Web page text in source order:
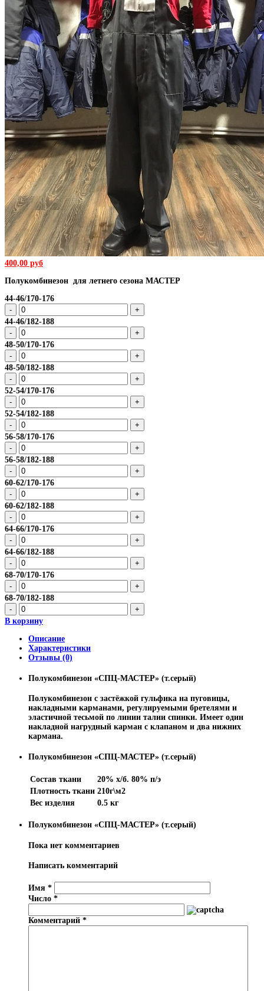
400,00 руб
Полукомбинезон для летнего сезона МАСТЕР
44-46/170-176
44-46/182-188
48-50/170-176
48-50/182-188
52-54/170-176
52-54/182-188
56-58/170-176
56-58/182-188
60-62/170-176
60-62/182-188
64-66/170-176
64-66/182-188
68-70/170-176
68-70/182-188
В корзину
Описание
Характеристики
Отзывы (0)
Полукомбинезон «СПЦ-МАСТЕР» (т.серый)
Полукомбинезон с застёжкой гульфика на пуговицы,
накладными карманами, регулируемыми бретелями и
эластичной тесьмой по линии талии спинки. Имеет один
накладной нагрудный карман с клапаном и два нижних
кармана.
Полукомбинезон «СПЦ-МАСТЕР» (т.серый)
Состав ткани
20% х/б. 80% п/э
Плотность ткани 210г\м2
Вес изделия
0.5 кг
Полукомбинезон «СПЦ-МАСТЕР» (т.серый)
Пока нет комментариев
Написать комментарий
Имя *
Число *
Комментарий *